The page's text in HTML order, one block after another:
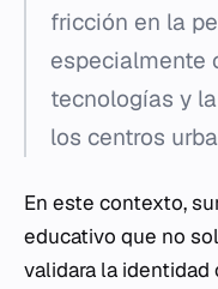
fricción en la
especialmente
tecnologías y
los centros
En este contexto,
educativo que no
validara la